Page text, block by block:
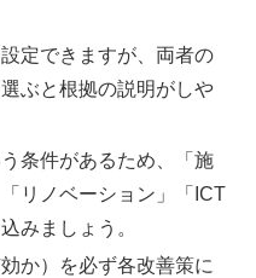
定できますが、両者の
ぶと根拠の説明がしや
条件があるため、「施
リノベーション」「ICT
みましょう。
か）を必ず各改善策に